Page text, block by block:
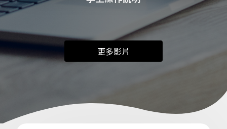
更多影片